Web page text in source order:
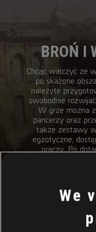
BROŃ I
Chcąc walczyć ze
po skażone
należyte
swobodnie
W grze można
pancerzy oraz
także zestawy
egzotyczne,
graczy. Po
We